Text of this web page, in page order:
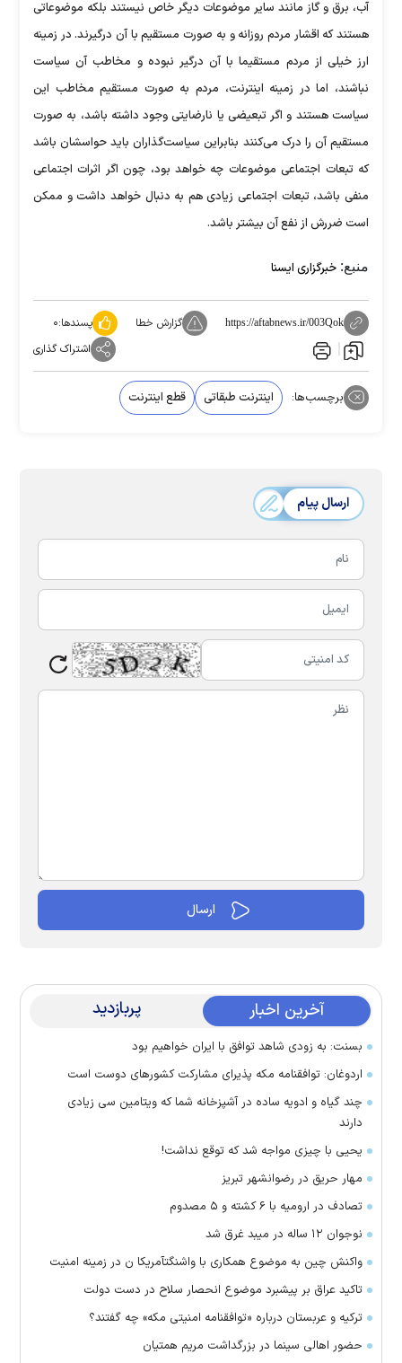
آب، برق و گاز مانند سایر موضوعات دیگر خاص نیستند بلکه موضوعاتی
هستند که اقشار مردم روزانه و به صورت مستقیم با آن درگیرند. در زمینه
ارز خیلی از مردم مستقیما با آن درگیر نبوده و مخاطب آن سیاست
نباشند، اما در زمینه اینترنت، مردم به صورت مستقیم مخاطب این
سیاست هستند و اگر تبعیضی یا نارضایتی وجود داشته باشد، به صورت
مستقیم آن را درک می‌کنند بنابراین سیاست‌گذاران باید حواسشان باشد
که تبعات اجتماعی موضوعات چه خواهد بود، چون اگر اثرات اجتماعی
منفی باشد، تبعات اجتماعی زیادی هم به دنبال خواهد داشت و ممکن
است ضررش از نفع آن بیشتر باشد.
منبع: خبرگزاری ایسنا
https://aftabnews.ir/003Qok گزارش خطا پسندها:۰
اشتراک گذاری
برچسب‌ها: اینترنت طبقاتی قطع اینترنت
ارسال پیام
آخرین اخبار پربازدید
بسنت: به زودی شاهد توافق با ایران خواهیم بود
اردوغان: توافقنامه مکه پذیرای مشارکت کشور‌های دوست است
چند گیاه و ادویه ساده در آشپزخانه شما که ویتامین سی زیادی
دارند
یحیی با چیزی مواجه شد که توقع نداشت!
مهار حریق در رضوانشهر تبریز
تصادف در ارومیه با ۶ کشته و ۵ مصدوم
نوجوان ۱۲ ساله در میبد غرق شد
واکنش چین به موضوع همکاری با واشنگتآمریکا ن در زمینه امنیت
تاکید عراق بر پیشبرد موضوع انحصار سلاح در دست دولت
ترکیه و عربستان درباره «توافقنامه امنیتی مکه» چه گفتند؟
حضور اهالی سینما در بزرگداشت مریم همتیان